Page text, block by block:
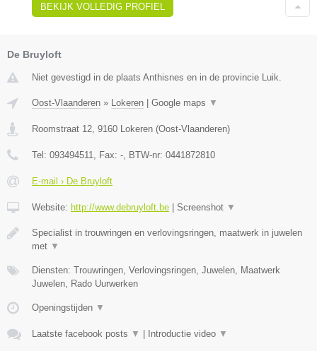
BEKIJK VOLLEDIG PROFIEL
De Bruyloft
Niet gevestigd in de plaats Anthisnes en in de provincie Luik.
Oost-Vlaanderen » Lokeren Google maps ▼
Roomstraat 12, 9160 Lokeren (Oost-Vlaanderen)
Tel: 093494511, Fax: -, BTW-nr: 0441872810
E-mail › De Bruyloft
Website: http://www.debruyloft.be Screenshot ▼
Specialist in trouwringen en verlovingsringen, maatwerk in juwelen
met ▼
Diensten: Trouwringen, Verlovingsringen, Juwelen, Maatwerk
Juwelen, Rado Uurwerken
Openingstijden ▼
Laatste facebook posts ▼ Introductie video ▼